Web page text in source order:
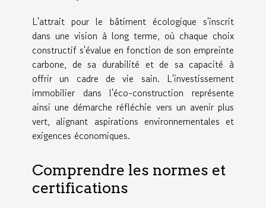
L'attrait pour le bâtiment écologique s'inscrit
dans une vision à long terme, où chaque choix
constructif s'évalue en fonction de son empreinte
carbone, de sa durabilité et de sa capacité à
offrir un cadre de vie sain. L'investissement
immobilier dans l'éco-construction représente
ainsi une démarche réfléchie vers un avenir plus
vert, alignant aspirations environnementales et
exigences économiques.
Comprendre les normes et
certifications